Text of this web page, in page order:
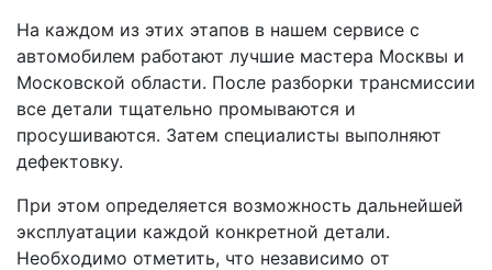
На каждом из этих этапов в нашем сервисе с
автомобилем работают лучшие мастера Москвы и
Московской области. После разборки трансмиссии
все детали тщательно промываются и
просушиваются. Затем специалисты выполняют
дефектовку.
При этом определяется возможность дальнейшей
эксплуатации каждой конкретной детали.
Необходимо отметить, что независимо от